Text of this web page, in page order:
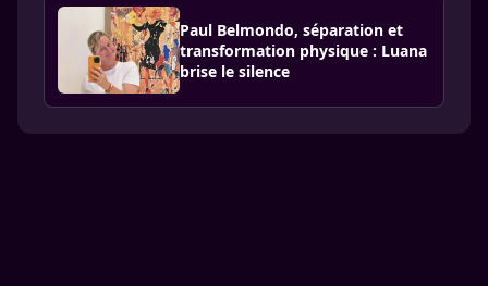
Paul Belmondo, séparation et
transformation physique : Luana
brise le silence